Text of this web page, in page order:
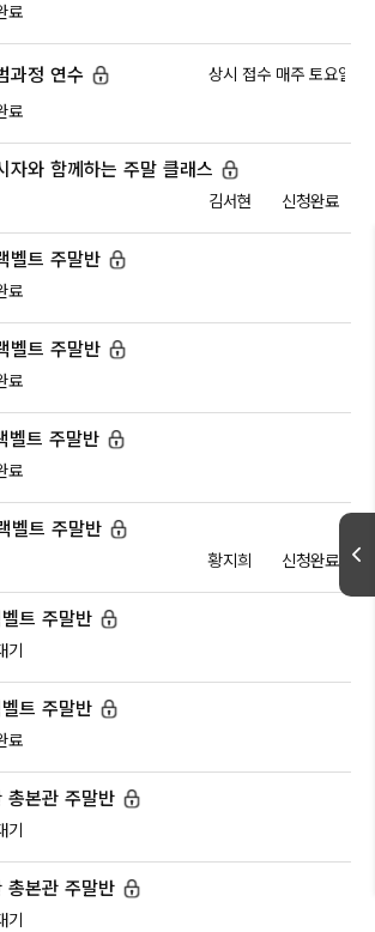
료
과정 연수
상시 접수 매주 토요일 5
료
자와 함께하는 주말 클래스
김서현 신청완료
벨트 주말반
료
벨트 주말반
료
벨트 주말반
료
벨트 주말반
황지희 신청완료
트 주말반
기
트 주말반
료
총본관 주말반
기
총본관 주말반
기